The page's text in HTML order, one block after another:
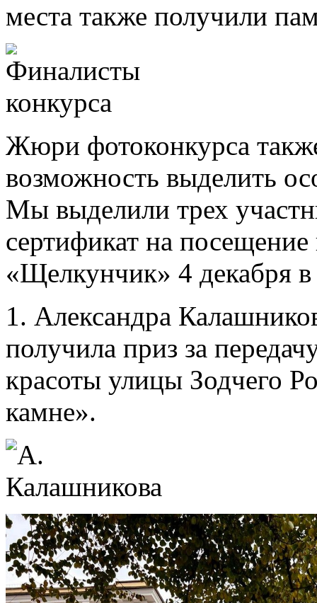
места также получили
Жюри фотоконкурса
возможность выделить
Мы выделили трех
сертификат на посещение
«Щелкунчик» 4 декабря
1. Александра
получила приз за
красоты улицы Зодчего
камне».